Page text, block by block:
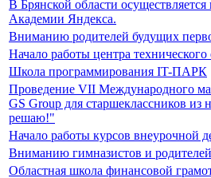
В Брянской области
Академии Яндекса.
Вниманию родителей будущих
Начало работы центра технического
Школа программирования IT-ПАРК
Проведение VII Международного
GS Group для старшеклассников из
решаю!"
Начало работы курсов внеурочной
Вниманию гимназистов и
Областная школа финансовой